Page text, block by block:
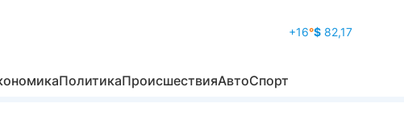
+16°$82,17
ПолитикаПроисшествияАвтоСпорт